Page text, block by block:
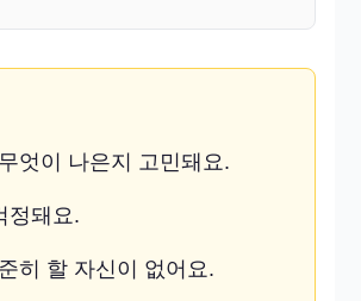
엇이 나은지 고민돼요.
정돼요.
히 할 자신이 없어요.